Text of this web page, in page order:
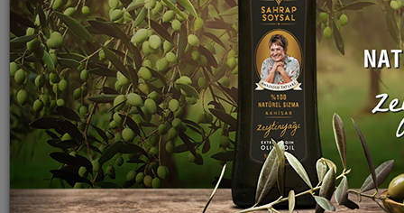
Soysal,
ODTÜ
Kimya
Bölümü’nü
bitirdikten
sonra uzun
yıllar çeşitli
sektörlerde
yönetici